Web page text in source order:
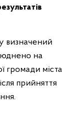
визначений
на
громади міста
прийняття